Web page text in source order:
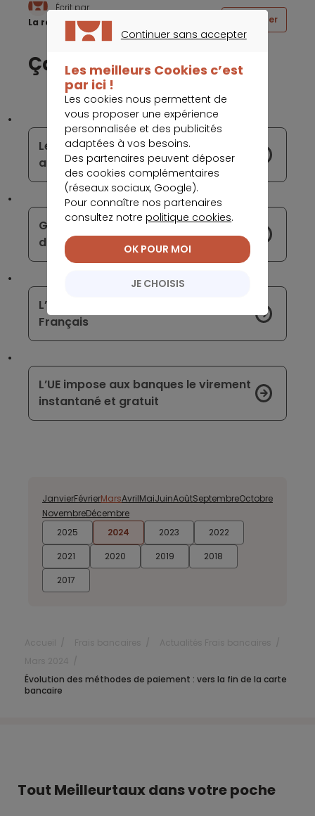
Écrit par
La rédaction Meilleurtaux
Partager
Ça peut vous intéresser
Les tarifs bancaires devraient jouer
aux « montagnes russes » en 2024
Gérer les frais bancaires liés à un
divorce ou une séparation
L’erreur bancaire qui coûte cher aux
Français
L’UE impose aux banques le virement
instantané et gratuit
2025 2024 2023
2022
2021
2020 2019
2018
2017
JanvierFévrierMarsAvrilMaiJuinAoûtSeptembreOctobre
NovembreDécembre
Évolution des méthodes de paiement : vers la fin de la carte
bancaire
Tout Meilleurtaux dans votre poche
Continuer sans accepter
Les meilleurs Cookies c’est
par ici !
Les cookies nous permettent de
vous proposer une expérience
personnalisée et des publicités
adaptées à vos besoins.
Des partenaires peuvent déposer
des cookies complémentaires
(réseaux sociaux, Google).
Pour connaître nos partenaires
consultez notre politique cookies.
JE CHOISIS
OK POUR MOI